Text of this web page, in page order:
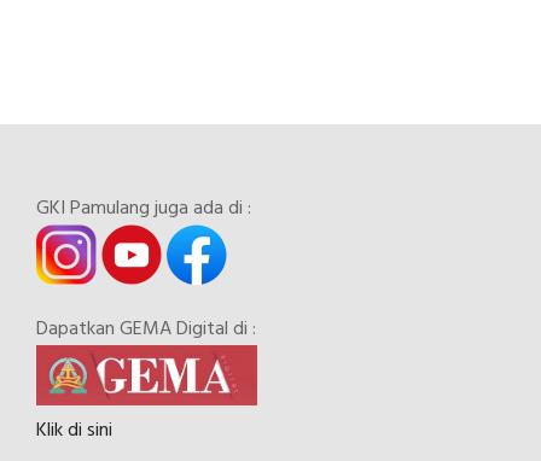
GKI Pamulang juga ada di :
Dapatkan GEMA Digital di :
Klik di sini